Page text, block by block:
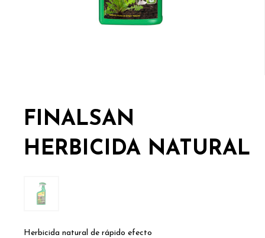
FINALSAN
HERBICIDA NATURAL
Herbicida natural de rápido efecto